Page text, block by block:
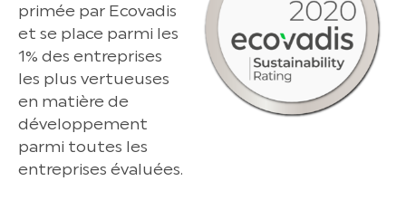
primée par Ecovadis
et se place parmi les
1% des entreprises
les plus vertueuses
en matière de
développement
parmi toutes les
entreprises évaluées.